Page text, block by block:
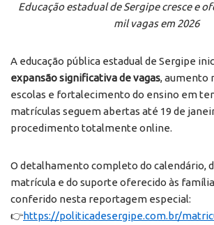
Educação estadual de Sergipe cresce e
mil vagas em 2026
A educação pública estadual de Sergipe
expansão significativa de vagas, aumento
escolas e fortalecimento do ensino em
matrículas seguem abertas até 19 de
procedimento totalmente online.
O detalhamento completo do calendário,
matrícula e do suporte oferecido às
conferido nesta reportagem especial:
👉https://politicadesergipe.com.br/